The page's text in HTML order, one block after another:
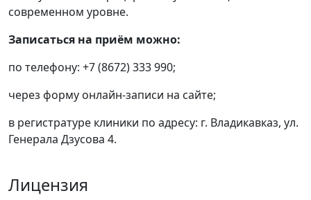
современном уровне.
Записаться на приём можно:
по телефону: +7 (8672) 333 990;
через форму онлайн‑записи на сайте;
в регистратуре клиники по адресу: г. Владикавказ, ул.
Генерала Дзусова 4.
Лицензия